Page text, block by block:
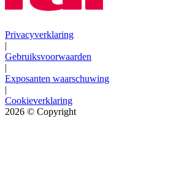
Privacyverklaring
|
Gebruiksvoorwaarden
|
Exposanten waarschuwing
|
Cookieverklaring
2026 © Copyright